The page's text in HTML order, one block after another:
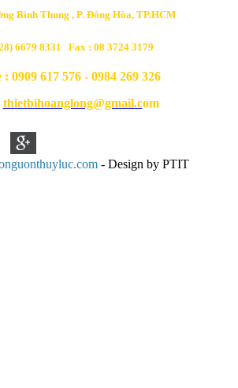
Bình Thung , P. Đông Hòa, TP.HCM
6679 8331 Fax : 08 3724 3179
0909 617 576 - 0984 269 326
thietbihoanglong@gmail.com
- Design by PTIT